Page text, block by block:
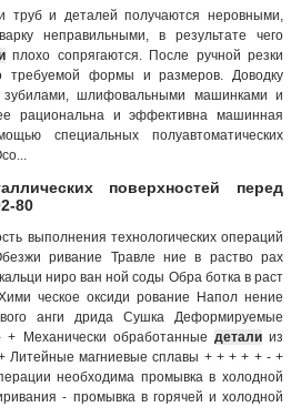
труб и деталей получаются неровными,
неправильными, в результате чего
плохо сопрягаются. После ручной резки
требуемой формы и размеров. Доводку
зубилами, шлифовальными машинками и
рациональна и эффективна машинная
специальных полуавтоматических
поверхностей перед
80
выполнения технологических операций
ривание Травле ние в раство рах
ниро ван ной соды Обра ботка в раст
ческое оксиди рование Напол нение
анги дрида Сушка Деформируемые
Механически обработанные деталииз
Литейные магниевые сплавы + + + + + - +
необходима промывка в холодной
- промывка в горячей и холодной